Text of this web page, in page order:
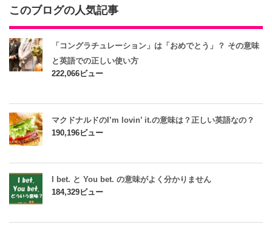
このブログの人気記事
「コングラチュレーション」は「おめでとう」？ その意味
と英語での正しい使い方
222,066ビュー
マクドナルドのI’m lovin’ it.の意味は？正しい英語なの？
190,196ビュー
I bet. と You bet. の意味がよく分かりません
184,329ビュー